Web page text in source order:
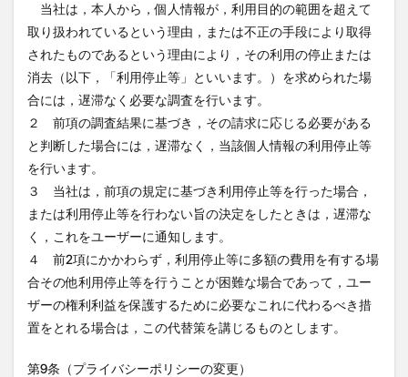
当社は，本人から，個人情報が，利用目的の範囲を超えて
取り扱われているという理由，または不正の手段により取得
されたものであるという理由により，その利用の停止または
消去（以下，「利用停止等」といいます。）を求められた場
合には，遅滞なく必要な調査を行います。
２ 前項の調査結果に基づき，その請求に応じる必要がある
と判断した場合には，遅滞なく，当該個人情報の利用停止等
を行います。
３ 当社は，前項の規定に基づき利用停止等を行った場合，
または利用停止等を行わない旨の決定をしたときは，遅滞な
く，これをユーザーに通知します。
４ 前2項にかかわらず，利用停止等に多額の費用を有する場
合その他利用停止等を行うことが困難な場合であって，ユー
ザーの権利利益を保護するために必要なこれに代わるべき措
置をとれる場合は，この代替策を講じるものとします。
第9条（プライバシーポリシーの変更）